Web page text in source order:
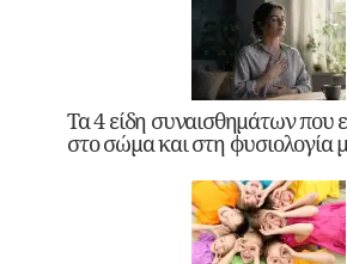
Τα 4 είδη συναισθημάτων που
στο σώμα και στη φυσιολογία